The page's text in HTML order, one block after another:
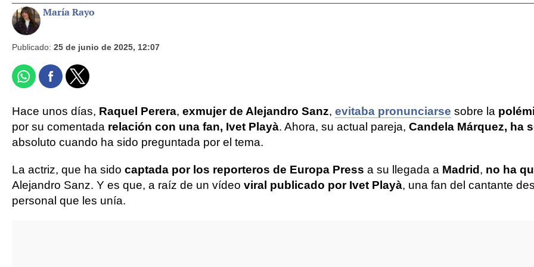
María Rayo
Publicado: 25 de junio de 2025, 12:07
Hace unos días, Raquel Perera, exmujer de Alejandro Sanz, evitaba pronunciarse sobre la
por su comentada relación con una fan, Ivet Playà. Ahora, su actual pareja, Candela Márquez, ha
absoluto cuando ha sido preguntada por el tema.
La actriz, que ha sido captada por los reporteros de Europa Press a su llegada a Madrid, no ha
Alejandro Sanz. Y es que, a raíz de un vídeo viral publicado por Ivet Playà, una fan del cantante
personal que les unía.